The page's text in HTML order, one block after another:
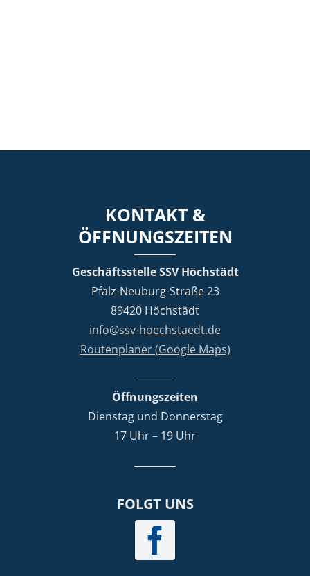
KONTAKT &
ÖFFNUNGSZEITEN
Geschäftsstelle SSV Höchstädt
Pfalz-Neuburg-Straße 23
89420 Höchstädt
info@ssv-hoechstaedt.de
Routenplaner (Google Maps)
Öffnungszeiten
Dienstag und Donnerstag
17 Uhr – 19 Uhr
FOLGT UNS